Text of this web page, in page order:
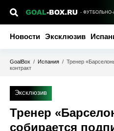
- ФУТБОЛЬНО-
Новости Эксклюзив
GoalBox / Испания / Тренер
контракт
Эксклюзив
Тренер
собирается